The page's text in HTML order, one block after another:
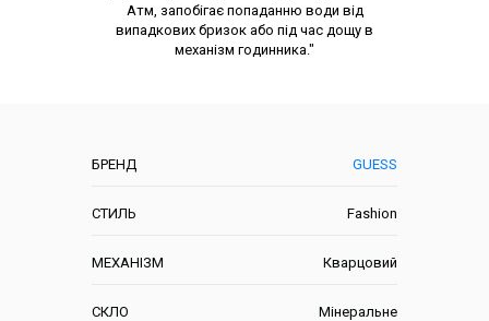
БРЕНД GUESS
СТИЛЬ Fashion
МЕХАНІЗМ Кварцовий
СКЛО Мінеральне
Атм, запобігає попаданню води від
випадкових бризок або під час дощу в
механізм годинника."